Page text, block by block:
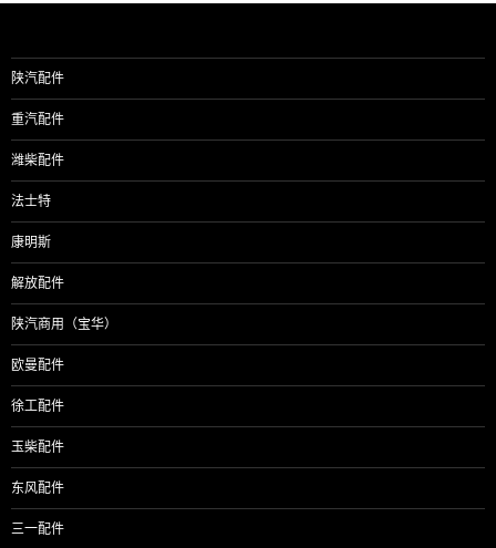
陕汽配件
重汽配件
潍柴配件
法士特
康明斯
解放配件
陕汽商用（宝华）
欧曼配件
徐工配件
玉柴配件
东风配件
三一配件